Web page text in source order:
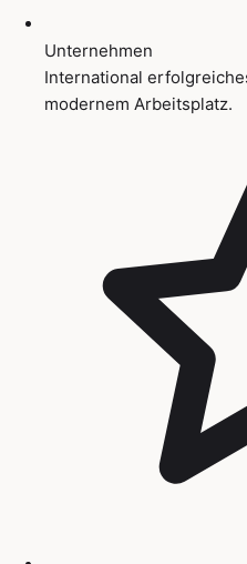
Unternehmen
International
modernem Arbeitsplatz.